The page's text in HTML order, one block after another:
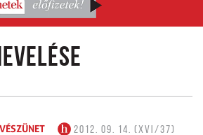
2012. 09. 14. (XVI/37)